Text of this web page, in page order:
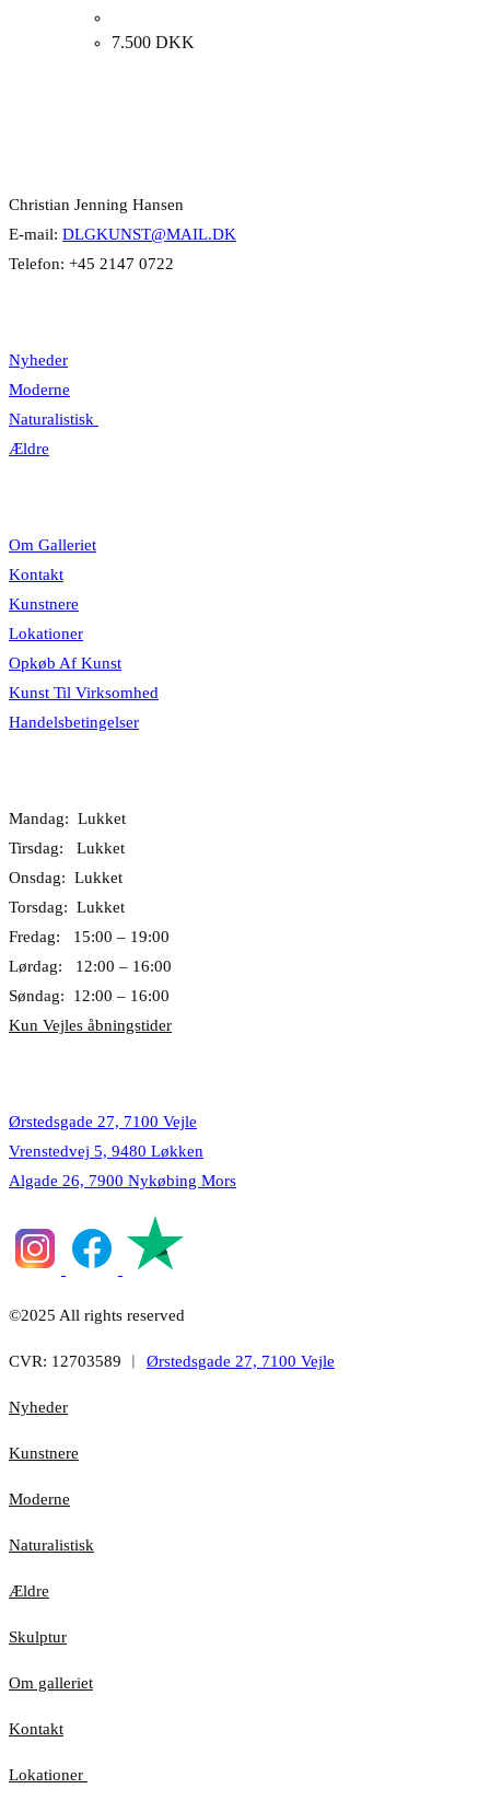
7.500 DKK
Christian Jenning Hansen
E-mail: DLGKUNST@MAIL.DK
Telefon: +45 2147 0722
Nyheder
Moderne
Naturalistisk
Ældre
Om Galleriet
Kontakt
Kunstnere
Lokationer
Opkøb Af Kunst
Kunst Til Virksomhed
Handelsbetingelser
Mandag: Lukket
Tirsdag: Lukket
Onsdag: Lukket
Torsdag: Lukket
Fredag: 15:00 – 19:00
Lørdag: 12:00 – 16:00
Søndag: 12:00 – 16:00
Kun Vejles åbningstider
Ørstedsgade 27, 7100 Vejle
Vrenstedvej 5, 9480 Løkken
Algade 26, 7900 Nykøbing Mors
©2025 All rights reserved
CVR: 12703589 ︱ Ørstedsgade 27, 7100 Vejle
Nyheder
Kunstnere
Moderne
Naturalistisk
Ældre
Skulptur
Om galleriet
Kontakt
Lokationer